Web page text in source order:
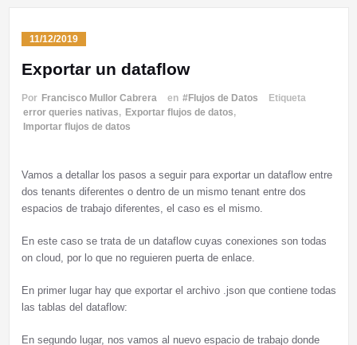
11/12/2019
Exportar un dataflow
Por Francisco Mullor Cabrera en #Flujos de Datos
Etiqueta
error queries nativas, Exportar flujos de datos,
Importar flujos de datos
Vamos a detallar los pasos a seguir para exportar un dataflow entre
dos tenants diferentes o dentro de un mismo tenant entre dos
espacios de trabajo diferentes, el caso es el mismo.
En este caso se trata de un dataflow cuyas conexiones son todas
on cloud, por lo que no reguieren puerta de enlace.
En primer lugar hay que exportar el archivo .json que contiene todas
las tablas del dataflow:
En segundo lugar, nos vamos al nuevo espacio de trabajo donde